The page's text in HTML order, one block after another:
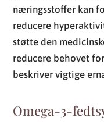
næringsstoffer kan
reducere
støtte den
reducere behovet
beskriver vigtige
Omega-3-